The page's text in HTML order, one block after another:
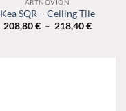
ARTNOVION
Kea SQR – Ceiling Tile
208,80€ – 218,40€Plage